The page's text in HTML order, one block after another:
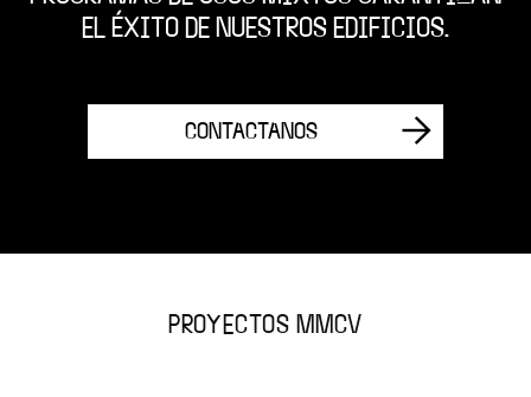
EL ÉXITO DE NUESTROS EDIFICIOS.
CONTACTANOS
PROYECTOS MMCV